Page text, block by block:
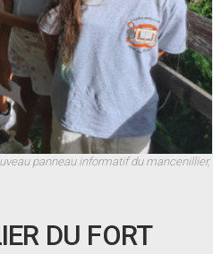
panneau informatif du mancenillier,
DU FORT